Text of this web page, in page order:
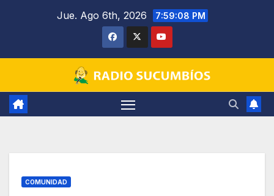
Jue. Ago 6th, 2026 7:59:09 PM
COMUNIDAD